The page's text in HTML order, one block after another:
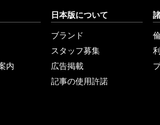
内
日本版について
ブランド
スタッフ募集
広告掲載
記事の使用許諾